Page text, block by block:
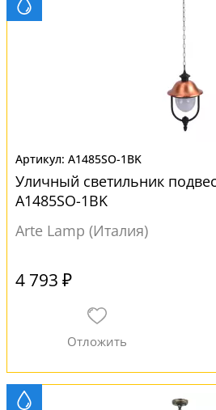
A1485SO-1BK
Уличный светильник
A1485SO-1BK
Arte Lamp (Италия)
4 793 ₽